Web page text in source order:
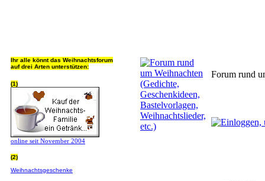
Ihr alle könnt das Weihnachtsforum
auf drei Arten unterstützen:
(1)
online seit November 2004
(2)
Weihnachtsgeschenke
Forum rund